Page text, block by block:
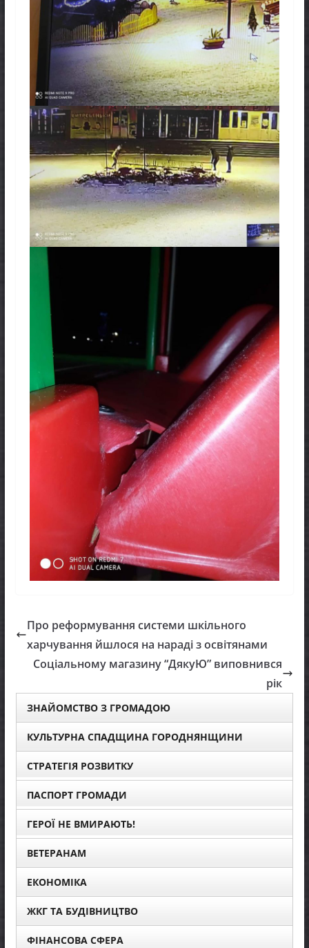
Про реформування системи шкільного
харчування йшлося на нараді з освітянами
Соціальному магазину “ДякуЮ” виповнився
рік
ЗНАЙОМСТВО З ГРОМАДОЮ
КУЛЬТУРНА СПАДЩИНА ГОРОДНЯНЩИНИ
СТРАТЕГІЯ РОЗВИТКУ
ПАСПОРТ ГРОМАДИ
ГЕРОЇ НЕ ВМИРАЮТЬ!
ВЕТЕРАНАМ
ЕКОНОМІКА
ЖКГ ТА БУДІВНИЦТВО
ФІНАНСОВА СФЕРА